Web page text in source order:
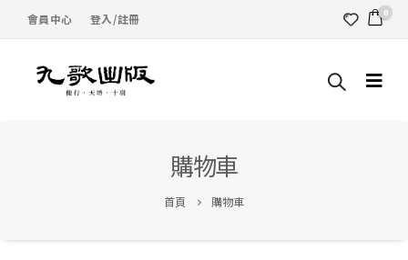
會員中心 登入/註冊 0
購物車
首頁 購物車